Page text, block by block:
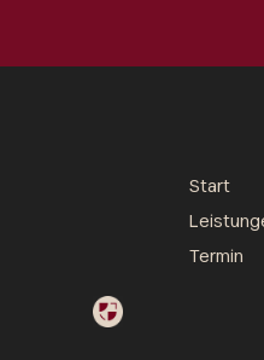
Start
Termin